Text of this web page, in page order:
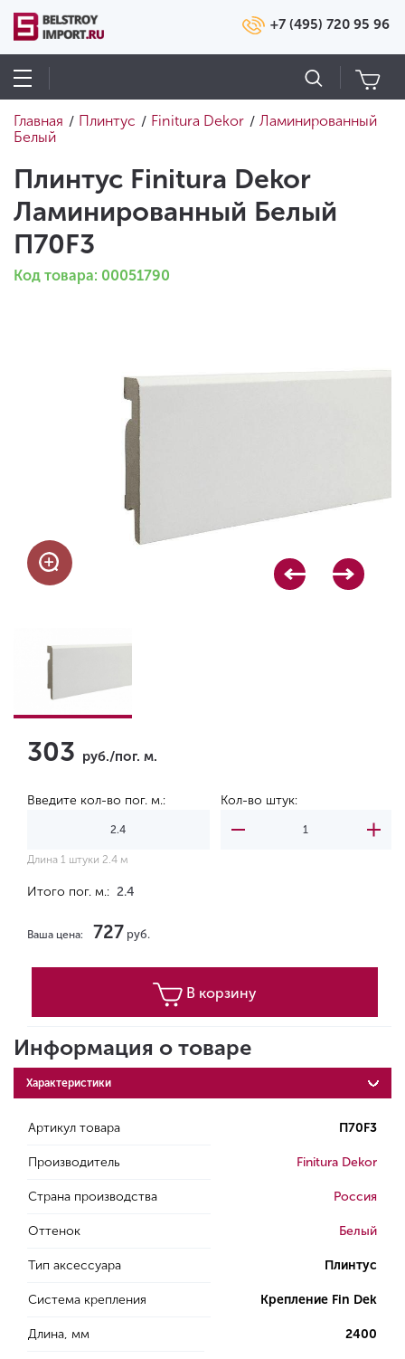
+7 (495) 720 95 96
Главная / Плинтус / Finitura Dekor / Ламинированный
Белый
Плинтус Finitura Dekor
Ламинированный Белый
П70F3
Код товара: 00051790
303 руб./пог. м.
Введите кол-во пог. м.: Кол-во штук:
Длина 1 штуки 2.4 м
Итого пог. м.: 2.4
Ваша цена: 727 руб.
В корзину
Информация о товаре
Характеристики
Артикул товара П70F3
Производитель Finitura Dekor
Страна производства Россия
Оттенок Белый
Тип аксессуара Плинтус
Система крепления Крепление Fin Dek
Длина, мм 2400